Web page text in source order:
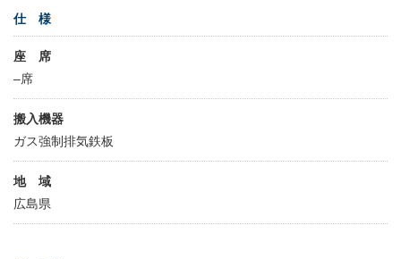
仕 様
座 席
–席
搬入機器
ガス強制排気鉄板
地 域
広島県